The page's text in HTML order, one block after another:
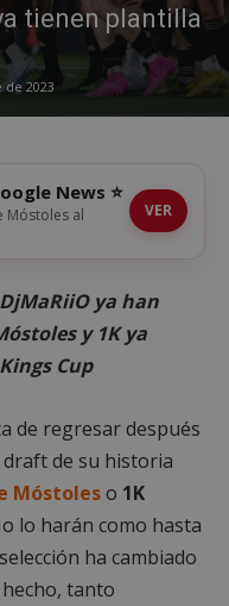
tienen plantilla
2023
News ⭐
Móstoles al
VER
ya han
y 1K ya
Cup
de regresar después
draft de su historia
Móstoleso 1K
lo harán como hasta
ha cambiado
tanto